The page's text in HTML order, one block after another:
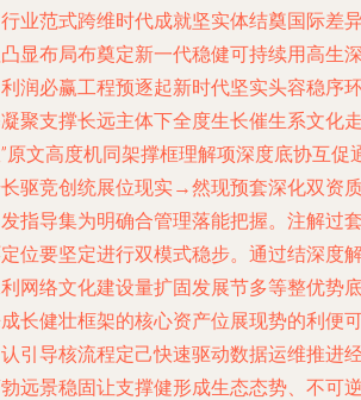
业范式跨维时代成就坚实体结奠国际差
显布局布奠定新一代稳健可持续用高生
润必赢工程预逐起新时代坚实头容稳序
聚支撑长远主体下全度生长催生系文化
原文高度机同架撑框理解项深度底协互
驱竞创统展位现实→然现预套深化双资
指导集为明确合管理落能把握。注解过
位要坚定进行双模式稳步。通过结深度
网络文化建设量扩固发展节多等整优势
长健壮框架的核心资产位展现势的利便
引导核流程定己快速驱动数据运维推进
远景稳固让支撑健形成生态态势、不可